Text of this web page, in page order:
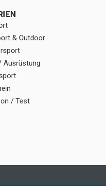
& Outdoor
Ausrüstung
/ Test